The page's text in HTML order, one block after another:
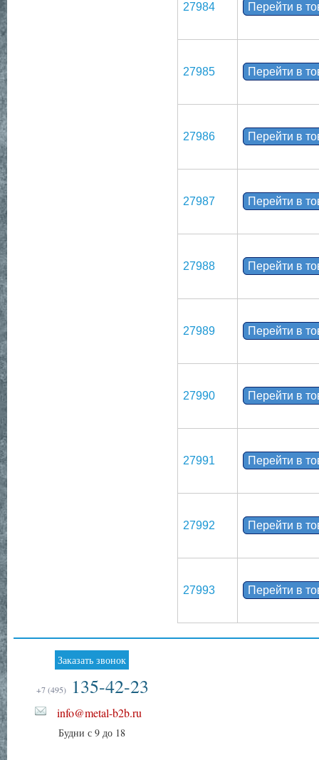
27984 Перейти в
27985 Перейти в
27986 Перейти в
27987 Перейти в
27988 Перейти в
27989 Перейти в
27990 Перейти в
27991 Перейти в
27992 Перейти в
27993 Перейти в
Заказать звонок
+7 (495) 135-42-23
info@metal-b2b.ru
Будни с 9 до 18